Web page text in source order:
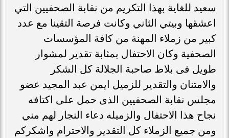
سعيد للغاية بهذا التكريم من نقابة الصحفيين التي
اعشقها وبيتي الثاني وكانت فرصة التقينا مع عدد
كبير من زملاء المهنة من كافة المؤسسات
الصحفية وكان الاحتفال بمثابة تقدير لمشوار
طويل فى بلاط صاحبة الجلالة كل الشكر
والامتنان والتقدير للزميل ايمن عبد المجيد عضو
مجلس نقابة الصحفيين الذى حمل على اكتافه
نجاح هذا الاحتفال والزميله دعاء النجار لهم مني
ومن جميع الزملاء كل التقدير والاحترام واشكركم